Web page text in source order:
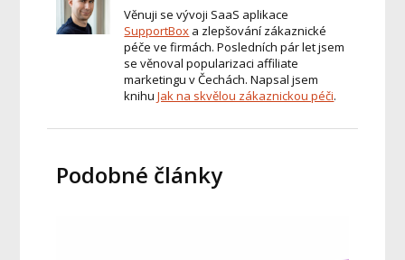
Věnuji se vývoji SaaS aplikace
SupportBox a zlepšování zákaznické
péče ve firmách. Posledních pár let jsem
se věnoval popularizaci affiliate
marketingu v Čechách. Napsal jsem
knihuJak na skvělou zákaznickou péči.
Podobné články